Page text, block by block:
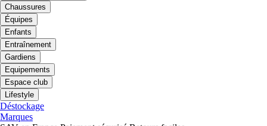
Chaussures
Équipes
Enfants
Entraînement
Gardiens
Equipements
Espace club
Lifestyle
Déstockage
Marques